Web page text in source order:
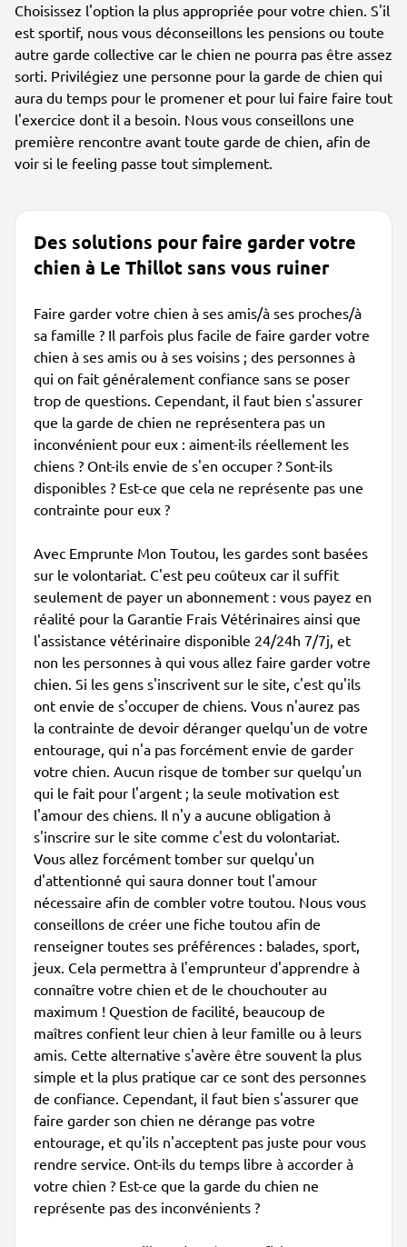
Choisissez l'option la plus appropriée pour votre chien. S'il
est sportif, nous vous déconseillons les pensions ou toute
autre garde collective car le chien ne pourra pas être assez
sorti. Privilégiez une personne pour la garde de chien qui
aura du temps pour le promener et pour lui faire faire tout
l'exercice dont il a besoin. Nous vous conseillons une
première rencontre avant toute garde de chien, afin de
voir si le feeling passe tout simplement.
Des solutions pour faire garder votre
chien à Le Thillot sans vous ruiner
Faire garder votre chien à ses amis/à ses proches/à
sa famille ? Il parfois plus facile de faire garder votre
chien à ses amis ou à ses voisins ; des personnes à
qui on fait généralement confiance sans se poser
trop de questions. Cependant, il faut bien s'assurer
que la garde de chien ne représentera pas un
inconvénient pour eux : aiment-ils réellement les
chiens ? Ont-ils envie de s'en occuper ? Sont-ils
disponibles ? Est-ce que cela ne représente pas une
contrainte pour eux ?
Avec Emprunte Mon Toutou, les gardes sont basées
sur le volontariat. C'est peu coûteux car il suffit
seulement de payer un abonnement : vous payez en
réalité pour la Garantie Frais Vétérinaires ainsi que
l'assistance vétérinaire disponible 24/24h 7/7j, et
non les personnes à qui vous allez faire garder votre
chien. Si les gens s'inscrivent sur le site, c'est qu'ils
ont envie de s'occuper de chiens. Vous n'aurez pas
la contrainte de devoir déranger quelqu'un de votre
entourage, qui n'a pas forcément envie de garder
votre chien. Aucun risque de tomber sur quelqu'un
qui le fait pour l'argent ; la seule motivation est
l'amour des chiens. Il n'y a aucune obligation à
s'inscrire sur le site comme c'est du volontariat.
Vous allez forcément tomber sur quelqu'un
d'attentionné qui saura donner tout l'amour
nécessaire afin de combler votre toutou. Nous vous
conseillons de créer une fiche toutou afin de
renseigner toutes ses préférences : balades, sport,
jeux. Cela permettra à l'emprunteur d'apprendre à
connaître votre chien et de le chouchouter au
maximum ! Question de facilité, beaucoup de
maîtres confient leur chien à leur famille ou à leurs
amis. Cette alternative s'avère être souvent la plus
simple et la plus pratique car ce sont des personnes
de confiance. Cependant, il faut bien s'assurer que
faire garder son chien ne dérange pas votre
entourage, et qu'ils n'acceptent pas juste pour vous
rendre service. Ont-ils du temps libre à accorder à
votre chien ? Est-ce que la garde du chien ne
représente pas des inconvénients ?